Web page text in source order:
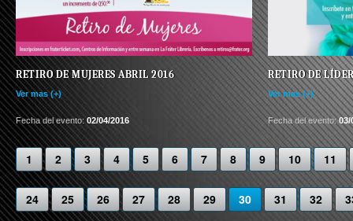
RETIRO DE MUJERES ABRIL 2016
Ver mas (+)
Fecha del evento: 02/04/2016
RETIRO DE
Ver mas (+)
Fecha del evento:03/
1 2 3 4 5 6 7 8 9 10 11
24 25 26 27 28 29 30 31 32